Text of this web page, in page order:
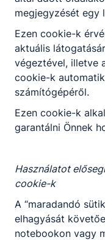
felszolgál,
elkészíti
kiviszi az
asztalához;
barista,
kiállítja a
éttermi
megjegyzését egy
Ezen cookie-k
aktuális
végeztével, illetve
cookie-k
számítógépéről.
Ezen cookie-k
garantálni Önnek
Használatot
cookie-k
A “maradandó
elhagyását
notebookon vagy